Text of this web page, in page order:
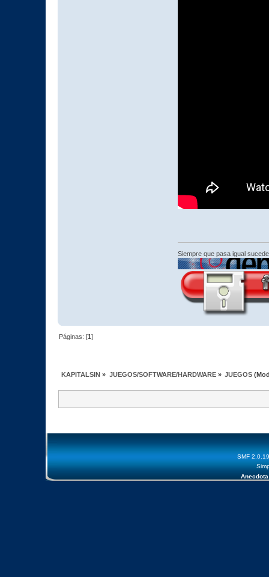
Siempre que pasa igual
Páginas: [1]
KAPITALSIN » JUEGOS/SOFTWARE/HARDWARE» JUEGOS
SMF 2.0.19
Anecdota